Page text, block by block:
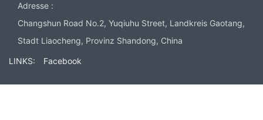
Adresse :
Changshun Road No.2, Yuqiuhu Street, Landkreis Gaotang,
Stadt Liaocheng, Provinz Shandong, China
LINKS: Facebook